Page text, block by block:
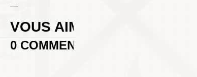
VOUS AIMEREZ AUSSI
0 COMMENTAIRES